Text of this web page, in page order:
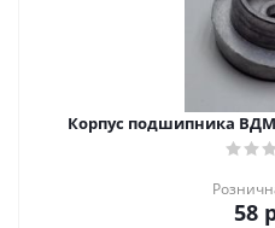
Корпус подшипника
58